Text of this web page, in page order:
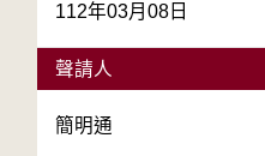
112年03月08日
聲請人
簡明通